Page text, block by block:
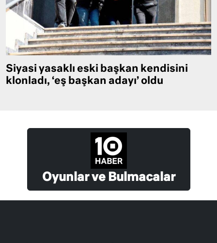
Siyasi yasaklı eski başkan kendisini
klonladı, ‘eş başkan adayı’ oldu
Oyunlar ve Bulmacalar